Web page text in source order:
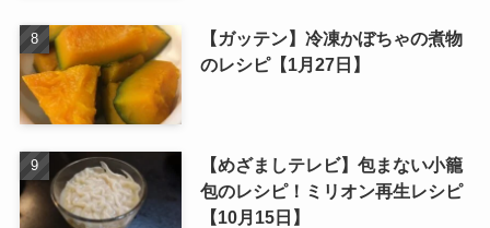
【ガッテン】冷凍かぼちゃの煮物
のレシピ【1月27日】
【めざましテレビ】包まない小籠
包のレシピ！ミリオン再生レシピ
【10月15日】